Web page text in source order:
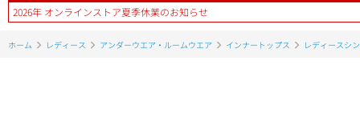
2026年 オンラインストア夏季休業のお知らせ
ホーム レディース アンダーウエア・ルームウエア インナートップス レディースシ